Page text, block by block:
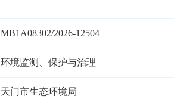
MB1A08302/2026-12504
环境监测、保护与治理
天门市生态环境局